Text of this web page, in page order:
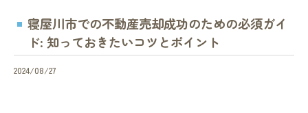
寝屋川市での不動産売却成功のための必須ガイ
ド: 知っておきたいコツとポイント
2024/08/27